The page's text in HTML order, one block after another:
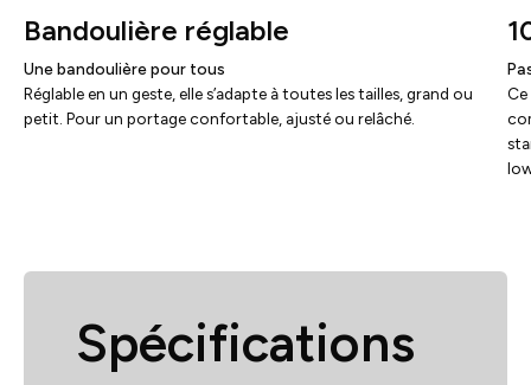
Bandoulière réglable
Une bandoulière pour tous
Réglable en un geste, elle s’adapte à toutes les tailles, grand ou
petit. Pour un portage confortable, ajusté ou relâché.
Spécifications